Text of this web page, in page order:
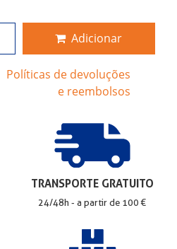
Adicionar
Políticas de devoluções
e reembolsos
TRANSPORTE GRATUITO
24/48h - a partir de 100 €